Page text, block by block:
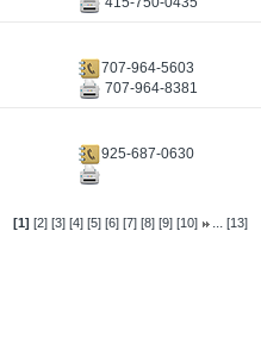
707-964-5603
707-964-8381
925-687-0630
[1] [2] [3] [4] [5] [6] [7] [8] [9] [10] ...[13]